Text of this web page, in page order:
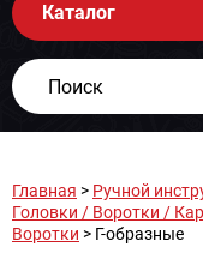
Каталог
Главная > Ручной
Головки / Воротки /
Воротки > Г-образные